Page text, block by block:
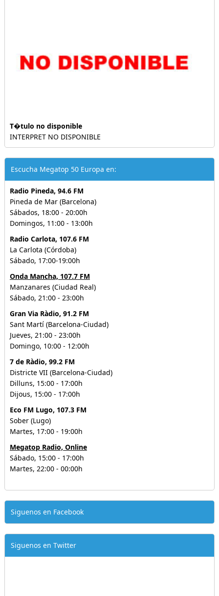
T�tulo no disponible
INTERPRET NO DISPONIBLE
Escucha Megatop 50 Europa en:
Radio Pineda, 94.6 FM
Pineda de Mar (Barcelona)
Sábados, 18:00 - 20:00h
Domingos, 11:00 - 13:00h
Radio Carlota, 107.6 FM
La Carlota (Córdoba)
Sábado, 17:00-19:00h
Onda Mancha, 107.7 FM
Manzanares (Ciudad Real)
Sábado, 21:00 - 23:00h
Gran Via Ràdio, 91.2 FM
Sant Martí (Barcelona-Ciudad)
Jueves, 21:00 - 23:00h
Domingo, 10:00 - 12:00h
7 de Ràdio, 99.2 FM
Districte VII (Barcelona-Ciudad)
Dilluns, 15:00 - 17:00h
Dijous, 15:00 - 17:00h
Eco FM Lugo, 107.3 FM
Sober (Lugo)
Martes, 17:00 - 19:00h
Megatop Radio, Online
Sábado, 15:00 - 17:00h
Martes, 22:00 - 00:00h
Siguenos en Facebook
Siguenos en Twitter